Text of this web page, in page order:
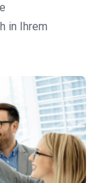
in Ihrem